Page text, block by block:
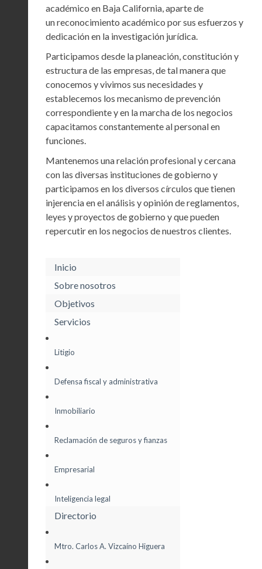
académico en Baja California, aparte de
un reconocimiento académico por sus esfuerzos y
dedicación en la investigación jurídica.
Participamos desde la planeación, constitución y
estructura de las empresas, de tal manera que
conocemos y vivimos sus necesidades y
establecemos los mecanismo de prevención
correspondiente y en la marcha de los negocios
capacitamos constantemente al personal en
funciones.
Mantenemos una relación profesional y cercana
con las diversas instituciones de gobierno y
participamos en los diversos círculos que tienen
injerencia en el análisis y opinión de reglamentos,
leyes y proyectos de gobierno y que pueden
repercutir en los negocios de nuestros clientes.
Inicio
Sobre nosotros
Objetivos
Servicios
Litigio
Defensa fiscal y administrativa
Inmobiliario
Reclamación de seguros y fianzas
Empresarial
Inteligencia legal
Directorio
Mtro. Carlos A. Vizcaíno Higuera